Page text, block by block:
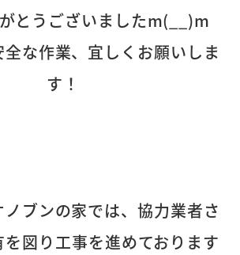
とうございましたm(__)m
な作業、宜しくお願いしま
す！
ブンの家では、協力業者さ
図り工事を進めております